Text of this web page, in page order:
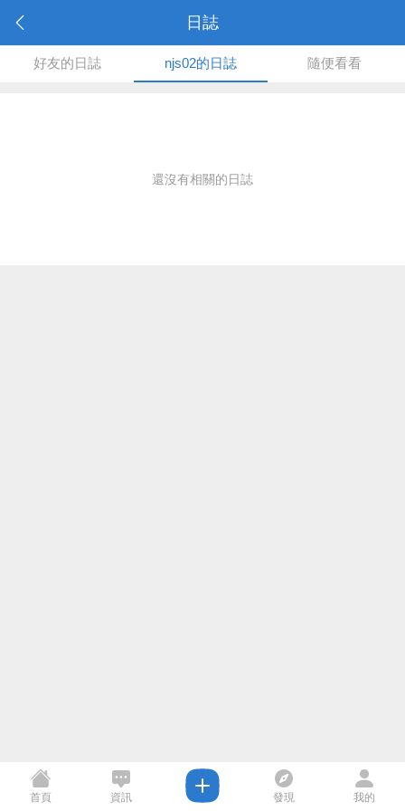
日誌
好友的日誌 njs02的日誌 隨便看看
還沒有相關的日誌
首頁 資訊 發現 我的